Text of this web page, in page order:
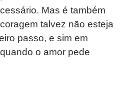
Mas é também
talvez não esteja
passo, e sim em
o amor pede